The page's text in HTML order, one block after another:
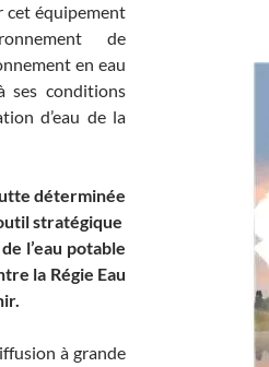
cet équipement
de
en eau
ses conditions
d’eau de la
déterminée
stratégique
l’eau potable
la Régie Eau
à grande